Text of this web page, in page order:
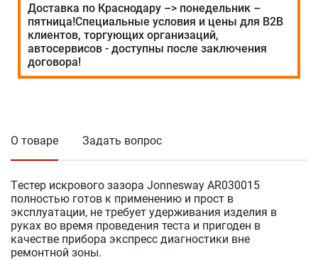
Доставка по Краснодару –> понедельник –
пятница!Специальные условия и цены для В2В
клиентов, торгующих организаций,
автосервисов - доступны после заключения
договора!
О товаре Задать вопрос
Tестер искрового зазора Jonnesway AR030015
полностью готов к применению и прост в
эксплуатации, не требует удерживания изделия в
руках во время проведения теста и пригоден в
качестве прибора экспресс диагностики вне
ремонтной зоны.